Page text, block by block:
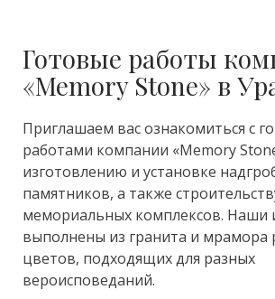
Готовые работы
«Memory Stone» в
Приглашаем вас ознакомиться с
работами компании «Memory
изготовлению и установке
памятников, а также
мемориальных комплексов. Наши
выполнены из гранита и мрамора
цветов, подходящих для разных
вероисповеданий.